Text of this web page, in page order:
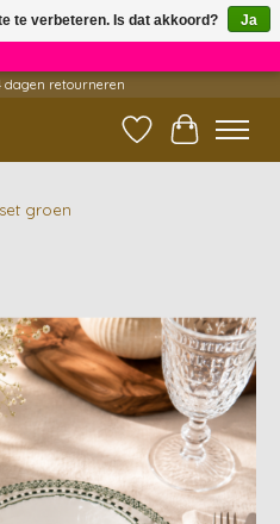
×
dagen retourneren
Verlanglijst
groen
Items
te verbeteren. Is dat akkoord?
Ja